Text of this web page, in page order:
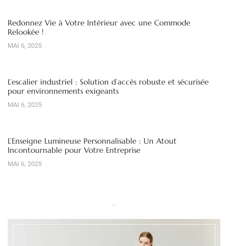
Redonnez Vie à Votre Intérieur avec une Commode
Relookée !
MAI 6, 2025
L’escalier industriel : Solution d’accès robuste et sécurisée
pour environnements exigeants
MAI 6, 2025
L’Enseigne Lumineuse Personnalisable : Un Atout
Incontournable pour Votre Entreprise
MAI 6, 2025